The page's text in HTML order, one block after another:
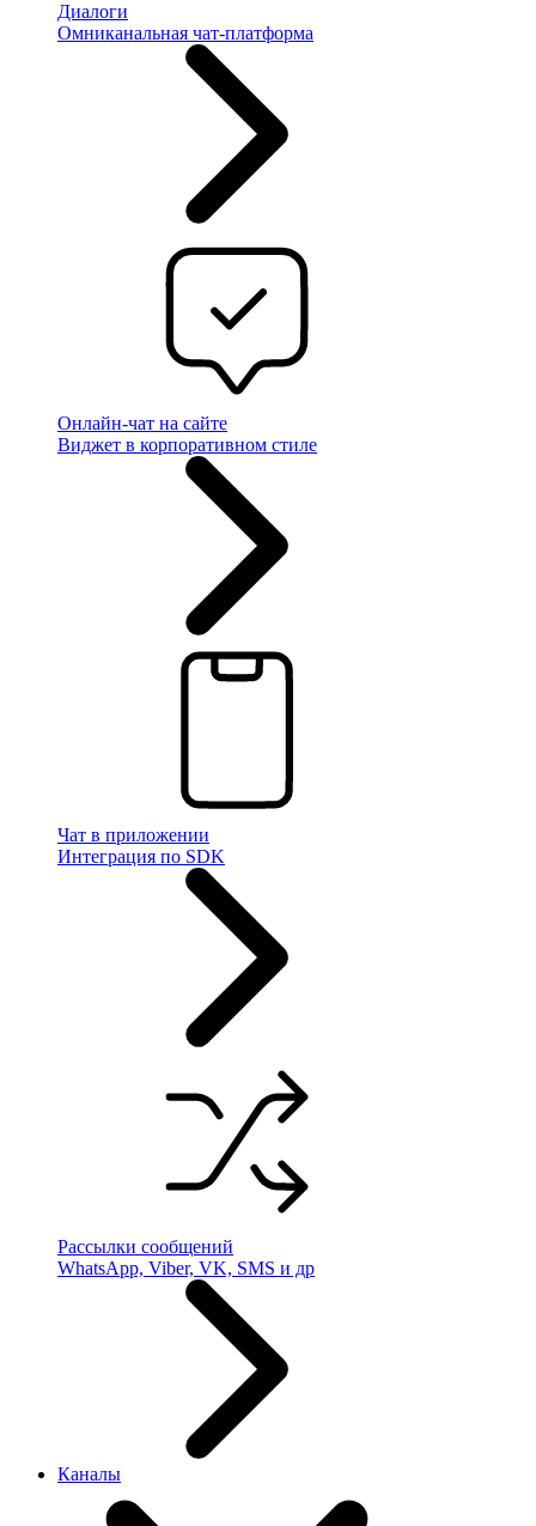
Диалоги
Омниканальная чат-платформа
Онлайн-чат на сайте
Виджет в корпоративном стиле
Чат в приложении
Интеграция по SDK
Рассылки сообщений
WhatsApp, Viber, VK, SMS и др
Каналы